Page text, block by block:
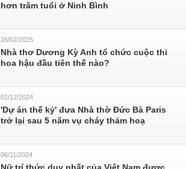
hơn trăm tuổi ở Ninh Bình
26/02/2025
Nhà thơ Dương Kỳ Anh tổ chức cuộc thi
hoa hậu đầu tiên thế nào?
01/12/2024
'Dự án thế kỷ' đưa Nhà thờ Đức Bà Paris
trở lại sau 5 năm vụ cháy thảm hoạ
06/11/2024